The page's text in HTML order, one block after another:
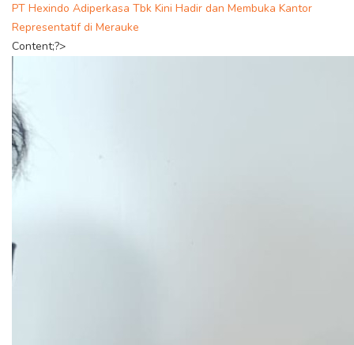
PT Hexindo Adiperkasa Tbk Kini Hadir dan Membuka Kantor
Representatif di Merauke
Content;?>